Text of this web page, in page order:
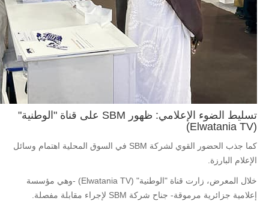
تسليط الضوء الإعلامي: ظهور SBM على قناة "الوطنية"
(Elwatania TV)
كما جذب الحضور القوي لشركة SBM في السوق المحلية اهتمام وسائل
الإعلام البارزة.
خلال المعرض، زارت قناة "الوطنية" (Elwatania TV) -وهي مؤسسة
إعلامية جزائرية مرموقة- جناح شركة SBM لإجراء مقابلة مفصلة.